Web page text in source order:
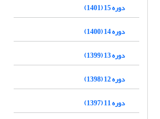
دوره 15 (1401)
دوره 14 (1400)
دوره 13 (1399)
دوره 12 (1398)
دوره 11 (1397)